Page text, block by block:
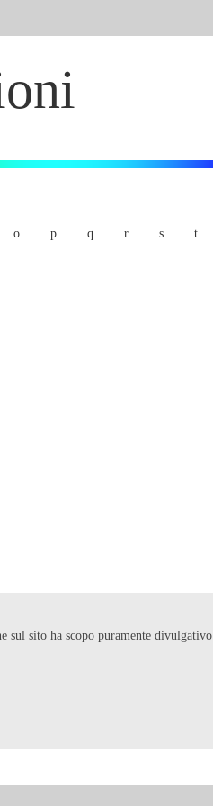
o p q r s t
sul sito ha scopo puramente divulgativo